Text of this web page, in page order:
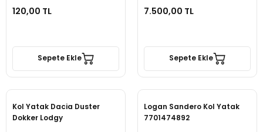
120,00 TL
Sepete Ekle
7.500,00 TL
Sepete Ekle
Kol Yatak Dacia Duster
Dokker Lodgy
Logan Sandero Kol Yatak
7701474892